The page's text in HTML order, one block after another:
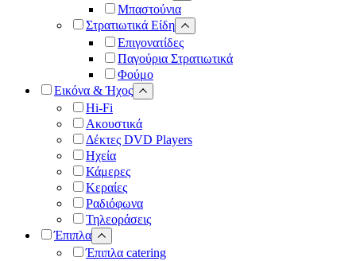
Μπαστούνια
Στρατιωτικά Είδη
Επιγονατίδες
Παγούρια Στρατιωτικά
Φούμο
Εικόνα & Ήχος
Hi-Fi
Ακουστικά
Δέκτες DVD Players
Ηχεία
Κάμερες
Κεραίες
Ραδιόφωνα
Τηλεοράσεις
Έπιπλα
Έπιπλα catering